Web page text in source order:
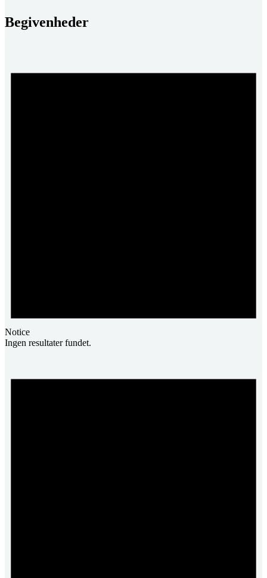
Begivenheder
Notice
Ingen resultater fundet.